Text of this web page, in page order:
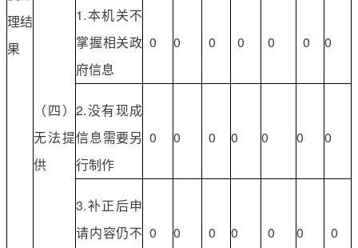
理结
果
（四）
无法提
供
1.本机关不
掌握相关政
府信息
0 0 0 0 0 0 0
2.没有现成
信息需要另
行制作
0 0 0 0 0 0 0
3.补正后申
请内容仍不 0 0 0 0 0 0 0